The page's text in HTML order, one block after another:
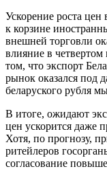
Ускорение роста
к корзине
внешней торговли
влияние в
том, что экспорт
рынок оказался под
беларуского рубля
В итоге, ожидают
цен ускорится даже
Хотя, по прогнозу,
ритейлеров
согласование